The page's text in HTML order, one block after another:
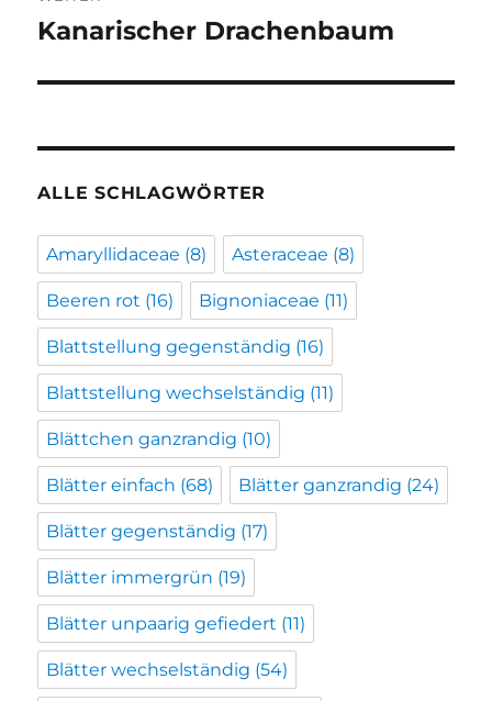
Nächster
Kanarischer Drachenbaum
ALLE SCHLAGWÖRTER
Amaryllidaceae (8) Asteraceae (8)
Beeren rot (16) Bignoniaceae (11)
Blattstellung gegenständig (16)
Blattstellung wechselständig (11)
Blättchen ganzrandig (10)
Blätter einfach (68) Blätter ganzrandig (24)
Blätter gegenständig (17)
Blätter immergrün (19)
Blätter unpaarig gefiedert (11)
Blätter wechselständig (54)